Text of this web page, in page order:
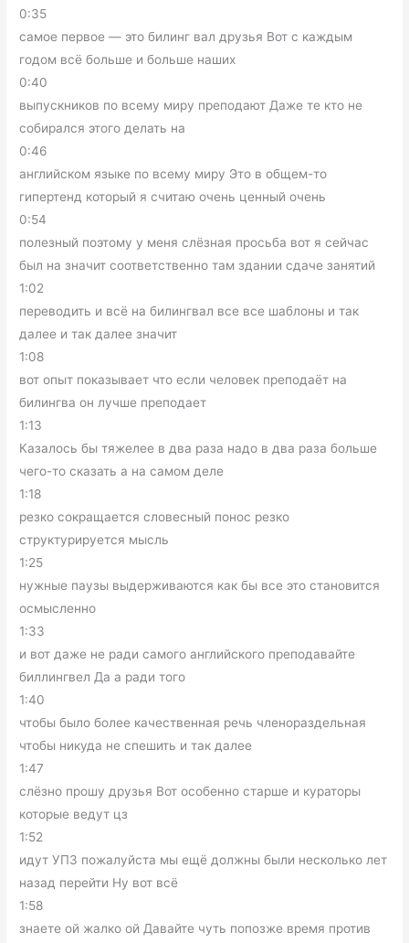
0:35
самое первое — это билинг вал друзья Вот с каждым
годом всё больше и больше наших
0:40
выпускников по всему миру преподают Даже те кто не
собирался этого делать на
0:46
английском языке по всему миру Это в общем-то
гипертенд который я считаю очень ценный очень
0:54
полезный поэтому у меня слёзная просьба вот я сейчас
был на значит соответственно там здании сдаче занятий
1:02
переводить и всё на билингвал все все шаблоны и так
далее и так далее значит
1:08
вот опыт показывает что если человек преподаёт на
билингва он лучше преподает
1:13
Казалось бы тяжелее в два раза надо в два раза больше
чего-то сказать а на самом деле
1:18
резко сокращается словесный понос резко
структурируется мысль
1:25
нужные паузы выдерживаются как бы все это становится
осмысленно
1:33
и вот даже не ради самого английского преподавайте
биллингвел Да а ради того
1:40
чтобы было более качественная речь членораздельная
чтобы никуда не спешить и так далее
1:47
слёзно прошу друзья Вот особенно старше и кураторы
которые ведут цз
1:52
идут УПЗ пожалуйста мы ещё должны были несколько лет
назад перейти Ну вот всё
1:58
знаете ой жалко ой Давайте чуть попозже время против